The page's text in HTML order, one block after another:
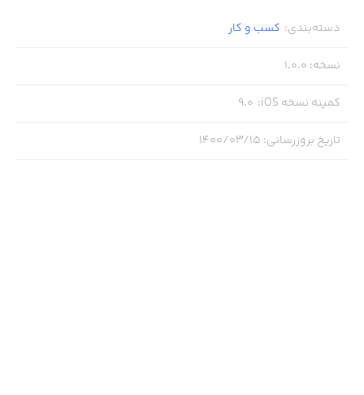
دسته‌بندی: کسب‌ و ‌کار
نسخه:
1.0.0
کمینه نسخه iOS :
9.0
تاریخ بروزرسانی: ۱۴۰۰/۰۳/۱۵